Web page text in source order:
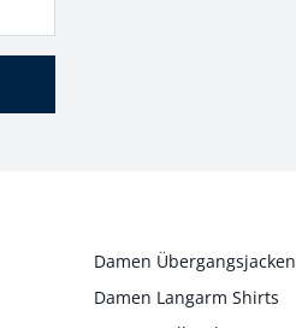
Damen Übergangsjacken
Damen Langarm Shirts